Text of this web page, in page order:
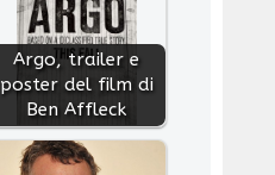
Argo, trailer e
poster del film di
Ben Affleck